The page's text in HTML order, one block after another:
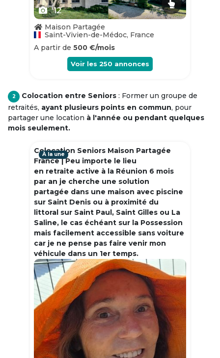
12
Maison Partagée
Saint-Vivien-de-Médoc, France
A partir de 500 €/mois
Voir les 250 annonces
2 Colocation entre Seniors : Former un groupe de
retraités, ayant plusieurs points en commun, pour
partager une location à l'année ou pendant quelques
mois seulement.
Colocation Seniors Maison Partagée
France | Peu importe le lieu
en retraite active à la Réunion 6 mois
par an je cherche une solution
partagée dans une maison avec piscine
sur Saint Denis ou à proximité du
littoral sur Saint Paul, Saint Gilles ou La
Saline, le cas échéant sur la Possession
mais facilement accessible sans voiture
car je ne pense pas faire venir mon
véhicule dans un 1er temps.
À la une